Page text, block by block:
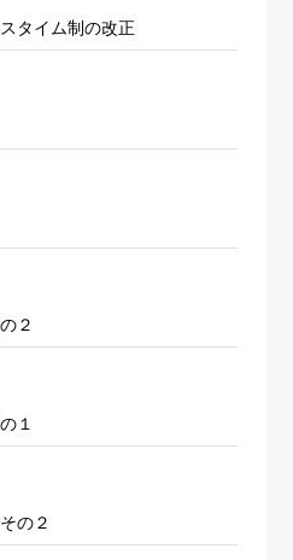
タイム制の改正
２
１
の２